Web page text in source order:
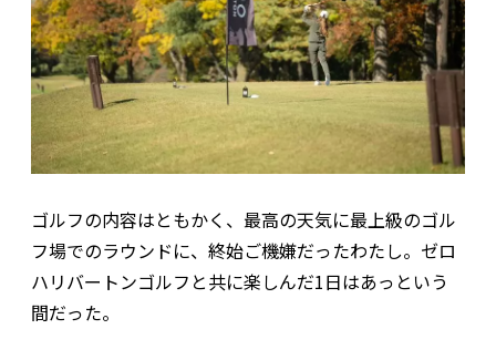
ゴルフの内容はともかく、最高の天気に最上級のゴル
フ場でのラウンドに、終始ご機嫌だったわたし。ゼロ
ハリバートンゴルフと共に楽しんだ1日はあっという
間だった。